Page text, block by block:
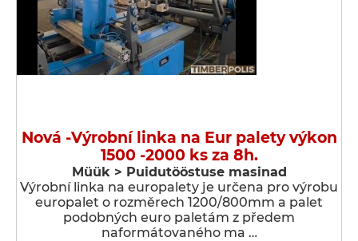
Nová -Výrobní linka na Eur palety výkon
1500 -2000 ks za 8h.
Müük > Puidutööstuse masinad
Výrobní linka na europalety je určena pro výrobu
europalet o rozměrech 1200/800mm a palet
podobných euro paletám z předem
naformátovaného ma …